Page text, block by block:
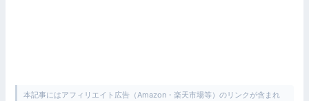
本記事にはアフィリエイト広告（Amazon・楽天市場等）のリンクが含まれ